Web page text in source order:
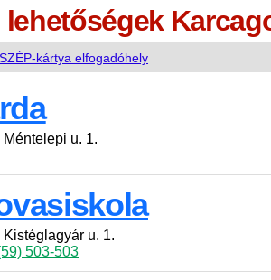
SZÉP-kártya elfogadóhely
u. 1.
u. 1.
503-503